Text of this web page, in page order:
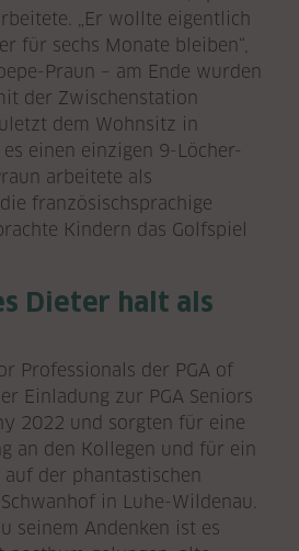
„Er wollte eigentlich
für sechs Monate bleiben“,
Praun – am Ende wurden
der Zwischenstation
dem Wohnsitz in
einen einzigen 9-Löcher-
arbeitete als
französischsprachige
Kindern das Golfspiel
Dieter halt als
Professionals der PGA of
Einladung zur PGA Seniors
2022 und sorgten für eine
an den Kollegen und für ein
der phantastischen
in Luhe-Wildenau.
seinem Andenken ist es